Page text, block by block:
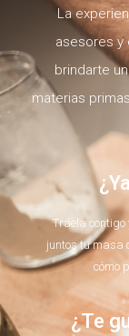
La
asesores y
brindarte
materias
Tráela contigo
juntos tu masa
cómo
¿Te